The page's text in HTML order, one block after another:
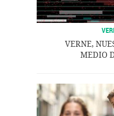
VERNE,
MEDIO